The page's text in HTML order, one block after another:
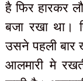
है फिर हारकर
बजा रखा था।
उसने पहली बार
आलमारी मे